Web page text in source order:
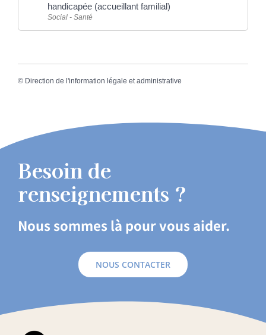
handicapée (accueillant familial)
Social - Santé
© Direction de l'information légale et administrative
Besoin de
renseignements ?
Nous sommes là pour vous aider.
NOUS CONTACTER